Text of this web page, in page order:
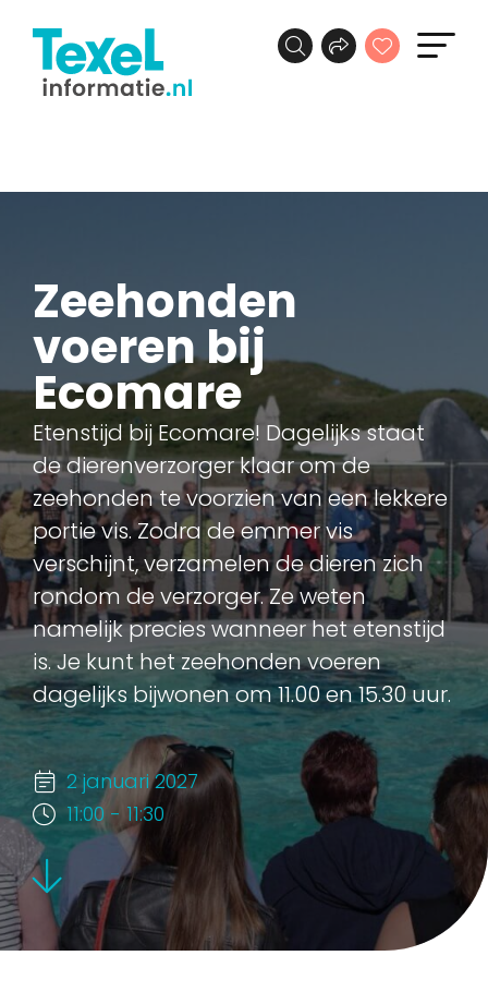
Zeehonden
voeren bij
Ecomare
Etenstijd bij Ecomare! Dagelijks staat
de dierenverzorger klaar om de
zeehonden te voorzien van een lekkere
portie vis. Zodra de emmer vis
verschijnt, verzamelen de dieren zich
rondom de verzorger. Ze weten
namelijk precies wanneer het etenstijd
is. Je kunt het zeehonden voeren
dagelijks bijwonen om 11.00 en 15.30 uur.
2 januari 2027
11:00 - 11:30